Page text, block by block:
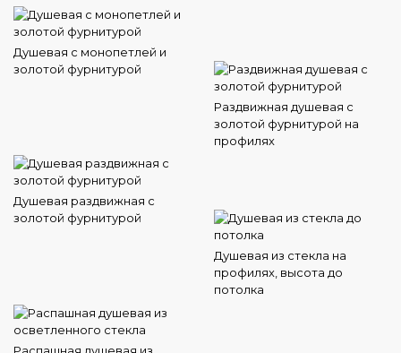
Душевая с монопетлей и
золотой фурнитурой
Раздвижная душевая с
золотой фурнитурой на
профилях
Душевая раздвижная с
золотой фурнитурой
Душевая из стекла на
профилях, высота до
потолка
Распашная душевая из